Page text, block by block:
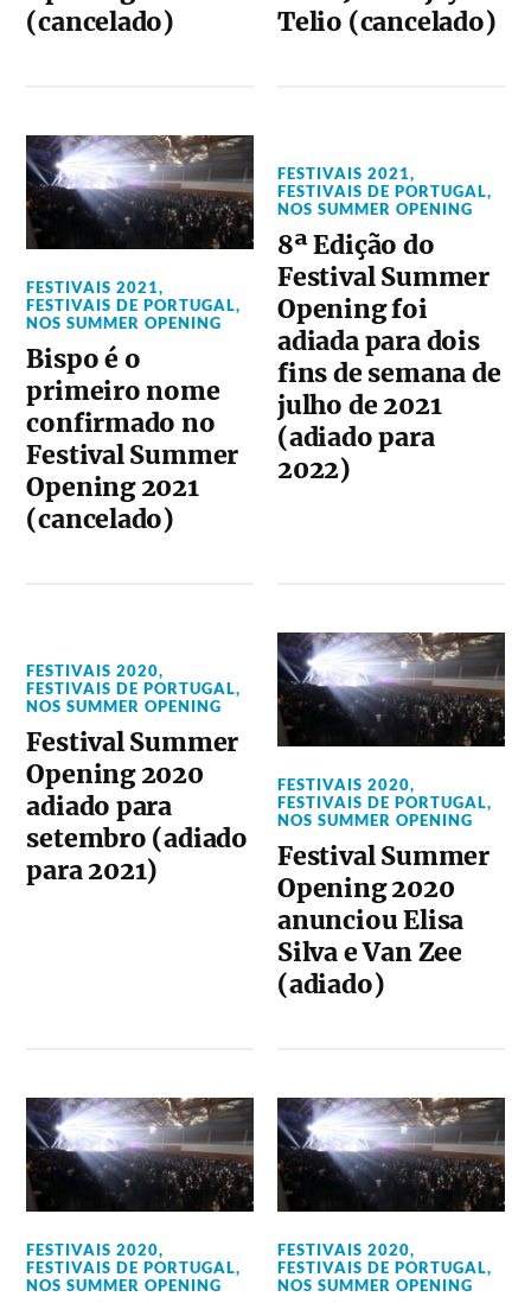
(cancelado)
Telio (cancelado)
FESTIVAIS 2021,
FESTIVAIS DE PORTUGAL,
NOS SUMMER OPENING
Bispo é o
primeiro nome
confirmado no
Festival Summer
Opening 2021
(cancelado)
FESTIVAIS 2021,
FESTIVAIS DE PORTUGAL,
NOS SUMMER OPENING
8ª Edição do
Festival Summer
Opening foi
adiada para dois
fins de semana de
julho de 2021
(adiado para
2022)
FESTIVAIS 2020,
FESTIVAIS DE PORTUGAL,
NOS SUMMER OPENING
Festival Summer
Opening 2020
adiado para
setembro (adiado
para 2021)
FESTIVAIS 2020,
FESTIVAIS DE PORTUGAL,
NOS SUMMER OPENING
Festival Summer
Opening 2020
anunciou Elisa
Silva e Van Zee
(adiado)
FESTIVAIS 2020,
FESTIVAIS DE PORTUGAL,
NOS SUMMER OPENING
FESTIVAIS 2020,
FESTIVAIS DE PORTUGAL,
NOS SUMMER OPENING